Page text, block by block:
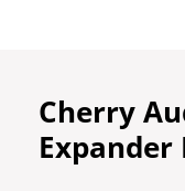
Cherry